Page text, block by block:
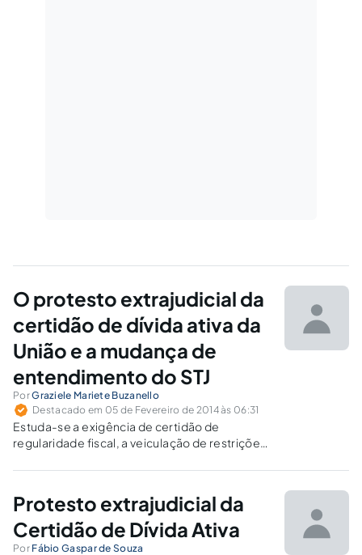
O protesto extrajudicial da
certidão de dívida ativa da
União e a mudança de
entendimento do STJ
PorGraziele Mariete Buzanello
Destacado em 05 de Fevereiro de 2014 às 06:31
Estuda-se a exigência de certidão de
regularidade fiscal, a veiculação de restrições
SERASA, bem como o atual e polêmico tema
ativa.
Protesto extrajudicial da
Certidão de Dívida Ativa
Por Fábio Gaspar de Souza